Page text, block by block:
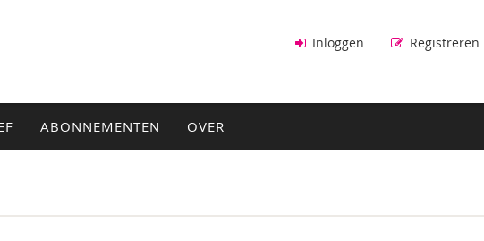
Inloggen Registreren
ABONNEMENTEN OVER